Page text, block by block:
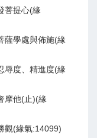
菩提心(緣
薩學處與佈施(緣
辱度、精進度(緣
摩他(止)(緣
觀(緣氣:14099)